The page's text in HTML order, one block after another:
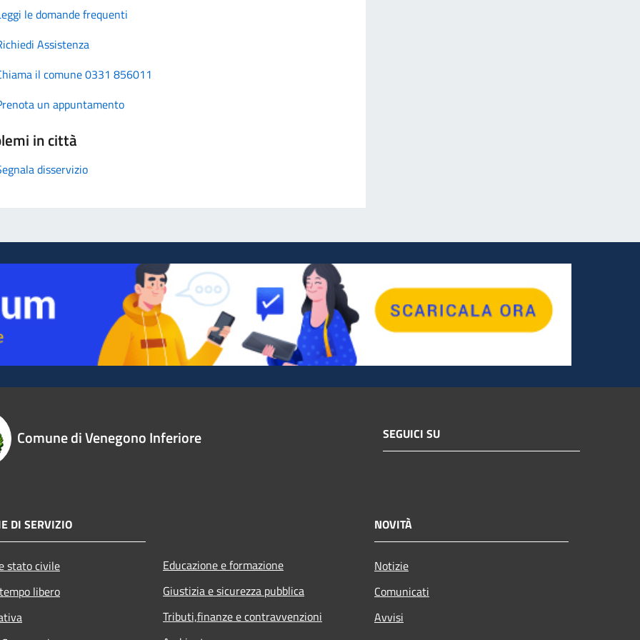
le domande frequenti
Assistenza
il comune 0331 856011
un appuntamento
in città
disservizio
Comune di Venegono Inferiore SEGUICI SU
DI SERVIZIO
stato civile
libero
Educazione e formazione
Giustizia e sicurezza pubblica
Tributi,finanze e contravvenzioni
NOVITÀ
Notizie
Comunicati
Avvisi